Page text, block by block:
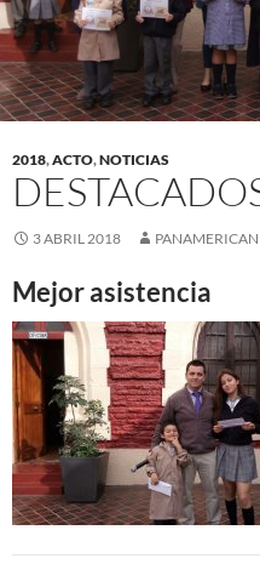
2018,ACTO,NOTICIAS
3 ABRIL 2018
Mejor asistencia